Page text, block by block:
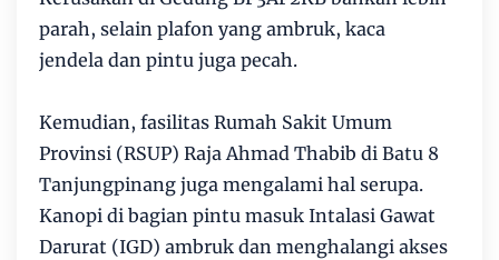
parah, selain plafon yang ambruk, kaca
jendela dan pintu juga pecah.
Kemudian, fasilitas Rumah Sakit Umum
Provinsi (RSUP) Raja Ahmad Thabib di Batu 8
Tanjungpinang juga mengalami hal serupa.
Kanopi di bagian pintu masuk Intalasi Gawat
Darurat (IGD) ambruk dan menghalangi akses